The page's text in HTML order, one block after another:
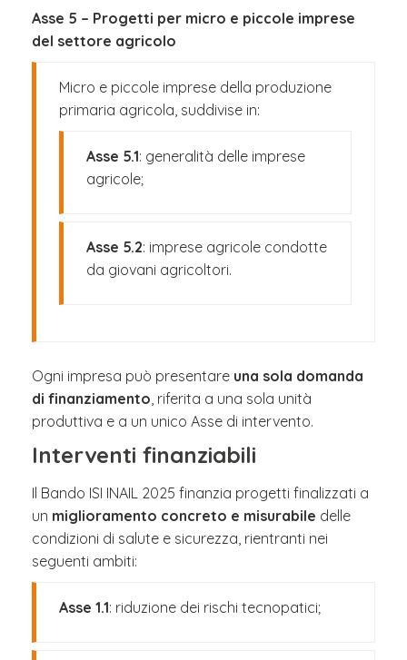
Asse 5 – Progetti per micro e piccole imprese
del settore agricolo
Micro e piccole imprese della produzione
primaria agricola, suddivise in:
Asse 5.1: generalità delle imprese
agricole;
Asse 5.2: imprese agricole condotte
da giovani agricoltori.
Ogni impresa può presentare una sola domanda
di finanziamento, riferita a una sola unità
produttiva e a un unico Asse di intervento.
Interventi finanziabili
Il Bando ISI INAIL 2025 finanzia progetti finalizzati a
un miglioramento concreto e misurabile delle
condizioni di salute e sicurezza, rientranti nei
seguenti ambiti:
Asse 1.1: riduzione dei rischi tecnopatici;